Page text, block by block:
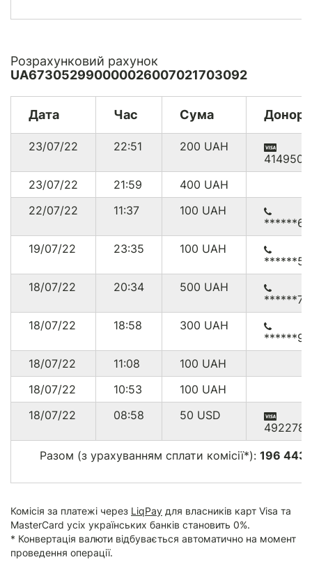
Розрахунковий рахунок
UA673052990000026007021703092
Дата Час Сума Донор
23/07/22 22:51 200 UAH
23/07/22
21:59 400 UAH
22/07/22
11:37 100 UAH
19/07/22
23:35 100 UAH
18/07/22
20:34 500 UAH
18/07/22
18:58 300 UAH
18/07/22
11:08 100 UAH
18/07/22
10:53 100 UAH
18/07/22
08:58 50 USD
Разом (з урахуванням сплати комісії*): 196
Комісія за платежі через LiqPay для власників карт Visa та
MasterCard усіх українських банків становить 0%.
* Конвертація валюти відбувається автоматично на момент
проведення операції.